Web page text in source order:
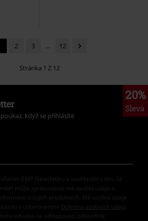
2 3 ... 12
Stránka 1 Z 12
20%
Sleva
když se přihlásíte
EMP Newslettru a souhlasím s tím, že
může zpracovávat mé osobní údaje a
o svých produktech. Mé osobní údaje
s ustanoveními
Ochrana osobních údajů
odvolat na odhlašovací odkaz/link.